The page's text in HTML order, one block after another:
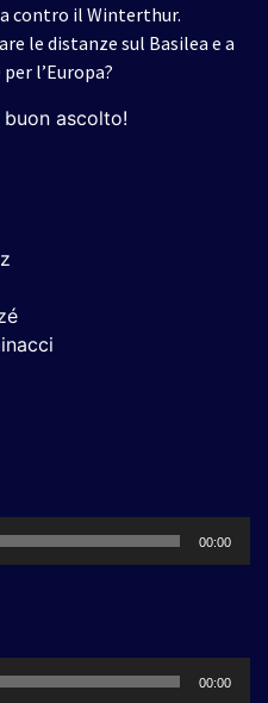
contro il Winterthur.
le distanze sul Basilea e a
l’Europa?
ascolto!
00:00
00:00